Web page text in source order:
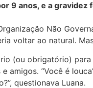
9 anos, e a
Não
voltar ao natural.
(ou obrigatório) para
amigos. “Você é
questionava Luana.